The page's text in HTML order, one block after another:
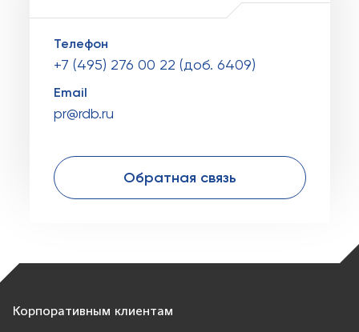
Телефон
+7 (495) 276 00 22 (доб. 6409)
Email
pr@rdb.ru
Обратная связь
Корпоративным клиентам